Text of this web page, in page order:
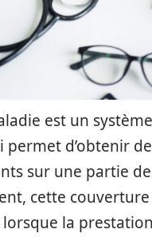
est un
d’obtenir
sur une partie
cette couverture
la